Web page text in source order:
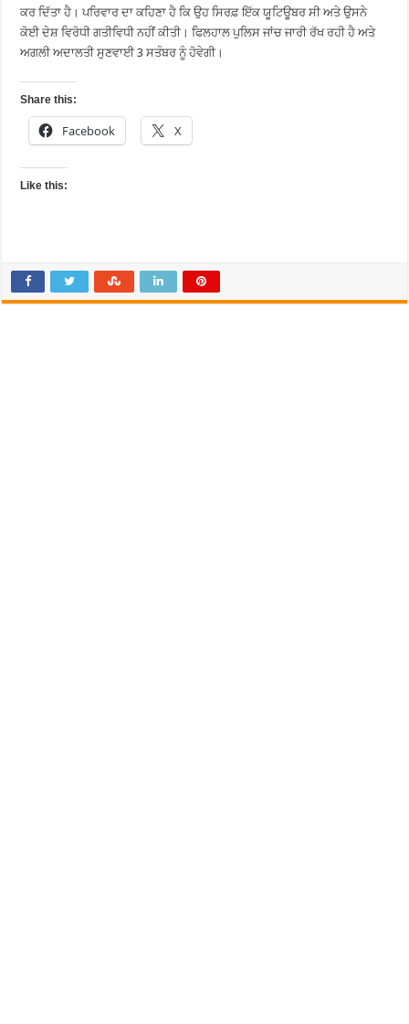
ਕਰ ਦਿੱਤਾ ਹੈ। ਪਰਿਵਾਰ ਦਾ ਕਹਿਣਾ ਹੈ ਕਿ ਉਹ ਸਿਰਫ਼ ਇੱਕ ਯੂਟਿਊਬਰ ਸੀ ਅਤੇ ਉਸਨੇ
ਕੋਈ ਦੇਸ਼ ਵਿਰੋਧੀ ਗਤੀਵਿਧੀ ਨਹੀਂ ਕੀਤੀ। ਫਿਲਹਾਲ ਪੁਲਿਸ ਜਾਂਚ ਜਾਰੀ ਰੱਖ ਰਹੀ ਹੈ ਅਤੇ
ਅਗਲੀ ਅਦਾਲਤੀ ਸੁਣਵਾਈ 3 ਸਤੰਬਰ ਨੂੰ ਹੋਵੇਗੀ।
Share this:
Facebook X
Like this: